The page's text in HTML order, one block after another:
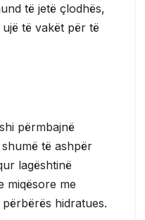
të jetë çlodhës,
të vakët për të
përmbajnë
të ashpër
lagështinë
miqësore me
hidratues.